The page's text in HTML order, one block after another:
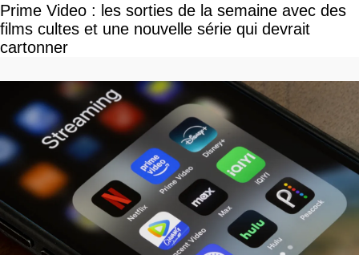
Prime Video : les sorties de la semaine avec des
films cultes et une nouvelle série qui devrait
cartonner